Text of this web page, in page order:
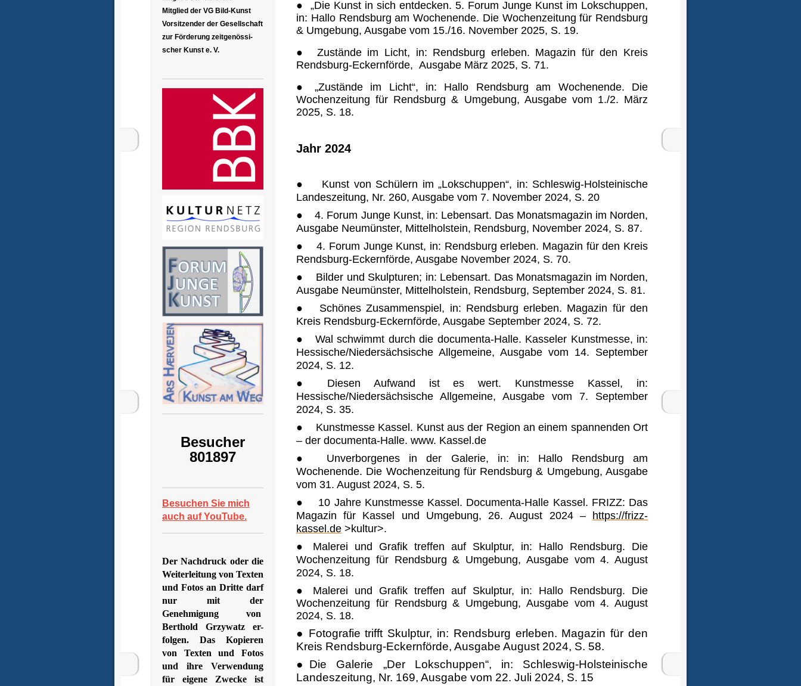
Mitglied der VG Bild-Kunst
Vorsitzender der Gesellschaft
zur Förderung zeitgenössi-
scher Kunst e. V.
Besucher
801897
Besuchen Sie mich
auch auf YouTube.
Der Nachdruck oder die
Weiterleitung von Texten
und Fotos an Dritte darf
nur mit der
Genehmigung von
Berthold Grzywatz er-
folgen. Das Kopieren
von Texten und Fotos
und ihre Verwendung
für eigene Zwecke ist
● „Die Kunst in sich entdecken. 5. Forum Junge Kunst im Lokschuppen,
in: Hallo Rendsburg am Wochenende. Die Wochenzeitung für Rendsburg
& Umgebung, Ausgabe vom 15./16. November 2025, S. 19.
● Zustände im Licht, in: Rendsburg erleben. Magazin für den Kreis
Rendsburg-Eckernförde, Ausgabe März 2025, S. 71.
● „Zustände im Licht“, in: Hallo Rendsburg am Wochenende. Die
Wochenzeitung für Rendsburg & Umgebung, Ausgabe vom 1./2. März
2025, S. 18.
Jahr 2024
●
Kunst von Schülern im „Lokschuppen“, in: Schleswig-Holsteinische
Landeszeitung, Nr. 260, Ausgabe vom 7. November 2024, S. 20
● 4. Forum Junge Kunst, in: Lebensart. Das Monatsmagazin im Norden,
Ausgabe Neumünster, Mittelholstein, Rendsburg, November 2024, S. 87.
●
4. Forum Junge Kunst, in: Rendsburg erleben. Magazin für den Kreis
Rendsburg-Eckernförde, Ausgabe November 2024, S. 70.
●
Bilder und Skulpturen; in: Lebensart. Das Monatsmagazin im Norden,
Ausgabe Neumünster, Mittelholstein, Rendsburg, September 2024, S. 81.
●
Schönes Zusammenspiel, in: Rendsburg erleben. Magazin für den
Kreis Rendsburg-Eckernförde, Ausgabe September 2024, S. 72.
● Wal schwimmt durch die documenta-Halle. Kasseler Kunstmesse, in:
Hessische/Niedersächsische Allgemeine, Ausgabe vom 14. September
2024, S. 12.
● Diesen Aufwand ist es wert. Kunstmesse Kassel, in:
Hessische/Niedersächsische Allgemeine, Ausgabe vom 7. September
2024, S. 35.
● Kunstmesse Kassel. Kunst aus der Region an einem spannenden Ort
– der documenta-Halle. www. Kassel.de
● Unverborgenes in der Galerie, in: in: Hallo Rendsburg am
Wochenende. Die Wochenzeitung für Rendsburg & Umgebung, Ausgabe
vom 31. August 2024, S. 5.
● 10 Jahre Kunstmesse Kassel. Documenta-Halle Kassel. FRIZZ: Das
Magazin für Kassel und Umgebung, 26. August 2024 –
https://frizz-
kassel.de >kultur>.
●
Malerei und Grafik treffen auf Skulptur, in: Hallo Rendsburg. Die
Wochenzeitung für Rendsburg & Umgebung, Ausgabe vom 4. August
2024, S. 18.
●
Malerei und Grafik treffen auf Skulptur, in: Hallo Rendsburg. Die
Wochenzeitung für Rendsburg & Umgebung, Ausgabe vom 4. August
2024, S. 18.
● Fotografie trifft Skulptur, in: Rendsburg erleben. Magazin für den
Kreis Rendsburg-Eckernförde, Ausgabe August 2024, S. 58.
● Die Galerie „Der Lokschuppen“, in: Schleswig-Holsteinische
Landeszeitung, Nr. 169, Ausgabe vom 22. Juli 2024, S. 15